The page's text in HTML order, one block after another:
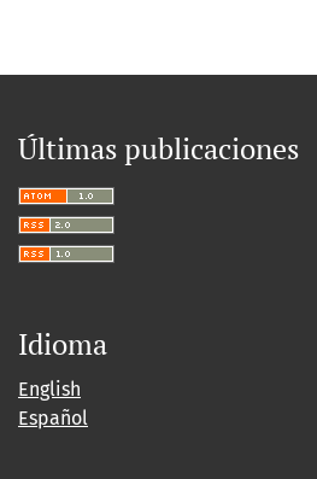
Últimas publicaciones
Idioma
English
Español